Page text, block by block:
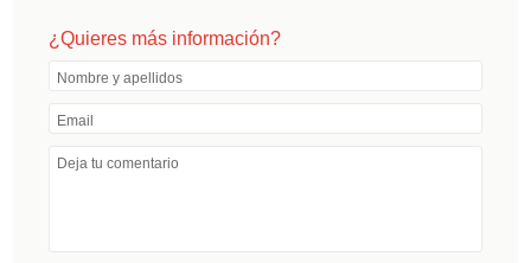
¿Quieres más información?
Nombre y apellidos
Email
Deja tu comentario